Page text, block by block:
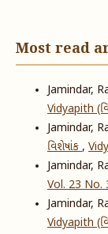
Most read
Jamindar,
Vidyapith
Jamindar,
વિશેષાંક,
Jamindar,
Vol. 23 No.
Jamindar,
Vidyapith